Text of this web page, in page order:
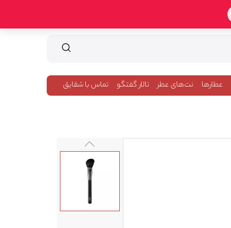
عطارها نت‌های عطر تالار گفتگو تماس با شقایق